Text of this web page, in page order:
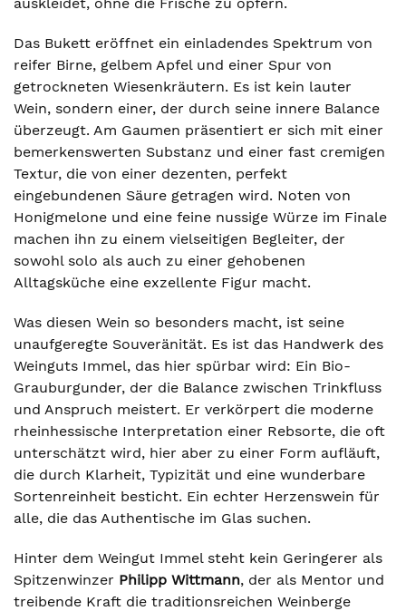
Das Bukett eröffnet ein einladendes Spektrum von
reifer Birne, gelbem Apfel und einer Spur von
getrockneten Wiesenkräutern. Es ist kein lauter
Wein, sondern einer, der durch seine innere Balance
überzeugt. Am Gaumen präsentiert er sich mit einer
bemerkenswerten Substanz und einer fast cremigen
Textur, die von einer dezenten, perfekt
eingebundenen Säure getragen wird. Noten von
Honigmelone und eine feine nussige Würze im Finale
machen ihn zu einem vielseitigen Begleiter, der
sowohl solo als auch zu einer gehobenen
Alltagsküche eine exzellente Figur macht.
Was diesen Wein so besonders macht, ist seine
unaufgeregte Souveränität. Es ist das Handwerk des
Weinguts Immel, das hier spürbar wird: Ein Bio-
Grauburgunder, der die Balance zwischen Trinkfluss
und Anspruch meistert. Er verkörpert die moderne
rheinhessische Interpretation einer Rebsorte, die oft
unterschätzt wird, hier aber zu einer Form aufläuft,
die durch Klarheit, Typizität und eine wunderbare
Sortenreinheit besticht. Ein echter Herzenswein für
alle, die das Authentische im Glas suchen.
Hinter dem Weingut Immel steht kein Geringerer als
Spitzenwinzer Philipp Wittmann, der als Mentor und
treibende Kraft die traditionsreichen Weinberge